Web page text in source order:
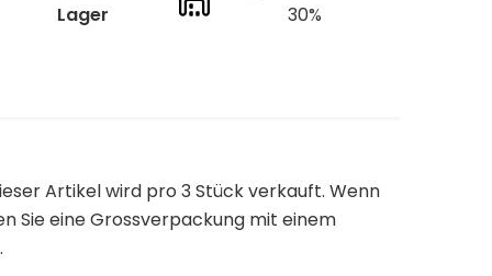
Lager
30%
Artikel wird pro 3 Stück verkauft. Wenn
Sie eine Grossverpackung mit einem